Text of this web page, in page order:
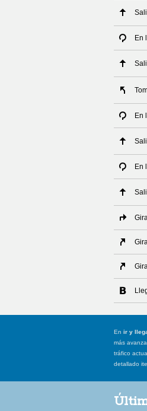
En
En
En
En ir y
más
tráfico
detallado